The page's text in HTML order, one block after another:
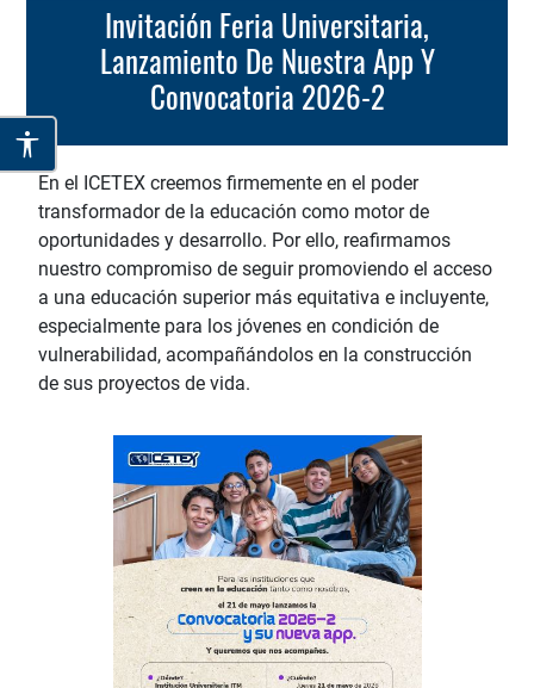
Invitación Feria Universitaria,
Lanzamiento De Nuestra App Y
Convocatoria 2026-2
En el ICETEX creemos firmemente en el poder
transformador de la educación como motor de
oportunidades y desarrollo. Por ello, reafirmamos
nuestro compromiso de seguir promoviendo el acceso
a una educación superior más equitativa e incluyente,
especialmente para los jóvenes en condición de
vulnerabilidad, acompañándolos en la construcción
de sus proyectos de vida.